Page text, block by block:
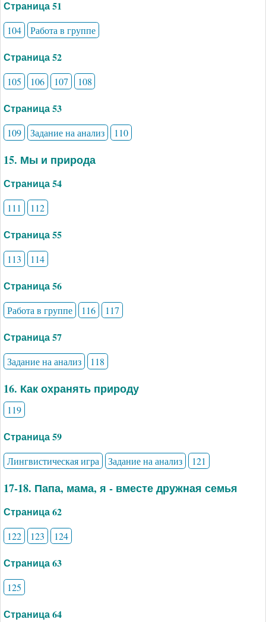
Страница 51
104 Работа в группе
Страница 52
105 106 107 108
Страница 53
109 Задание на анализ 110
15. Мы и природа
Страница 54
111 112
Страница 55
113 114
Страница 56
Работа в группе 116 117
Страница 57
Задание на анализ 118
16. Как охранять природу
119
Страница 59
Лингвистическая игра Задание на анализ 121
17-18. Папа, мама, я - вместе дружная семья
Страница 62
122 123 124
Страница 63
125
Страница 64